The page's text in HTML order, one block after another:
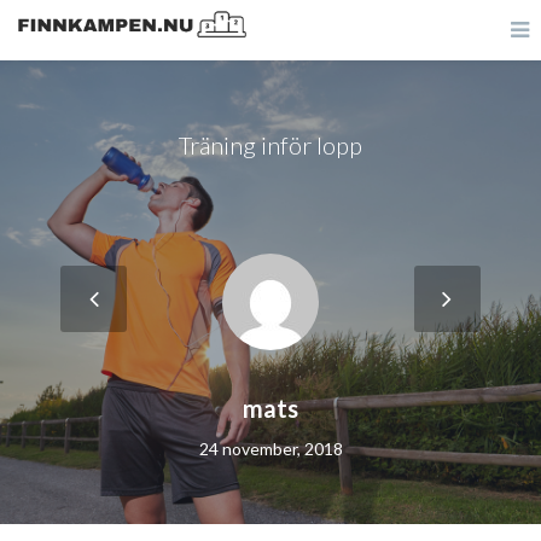
Träning inför lopp
mats
24 november, 2018